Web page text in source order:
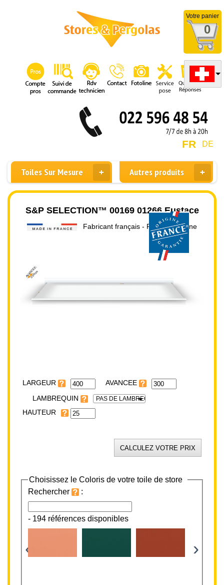
Votre panier
0
DE
FR
Toiles Sur Mesure Autres produits
S&P SELECTION™ 00169 01266 Eustace
Fabricant français - Prix direct usine
AVANCEE:
300cm
LARGEUR
LAMBREQUIN
PAS DE LAMBREQUIN
HAUTEUR
Choisissez le Coloris de votre toile de store
Rechercher
:
- 194 références disponibles
‹ ›